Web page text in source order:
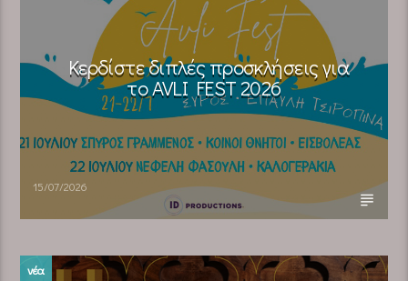
Κερδίστε διπλές προσκλήσεις για
το AVLI FEST 2026
15/07/2026
νέα